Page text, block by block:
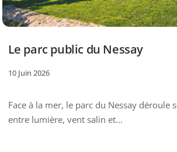
Le parc public du Nessay
10 Juin 2026
Face à la mer, le parc du Nessay déroule
entre lumière, vent salin et...